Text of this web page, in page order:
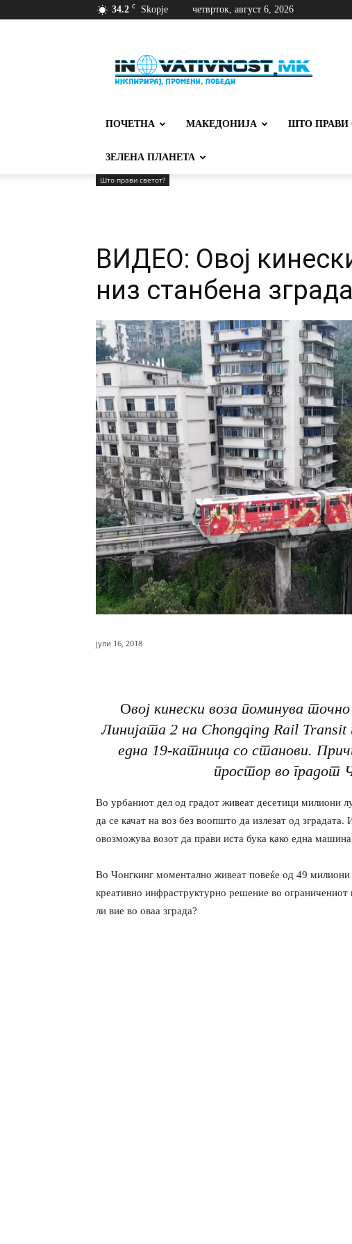
34.2 C Skopje четврток, август 6, 2026
ПОЧЕТНА МАКЕДОНИЈА ШТО ПРАВИ
ЗЕЛЕНА ПЛАНЕТА
Што прави светот?
ВИДЕО: Овој
низ станбена зграда
јули 16, 2018
Овој кинески воза поминува
Линијата 2 на Chongqing Rail
една 19-катница со станови.
простор во градот
Во урбаниот дел од градот живеат десетици милиони
да се качат на воз без воопшто да излезат од
овозможува возот да прави иста бука како една
Во Чонгкинг моментално живеат повеќе од 49
креативно инфраструктурно решение во
ли вие во оваа зграда?